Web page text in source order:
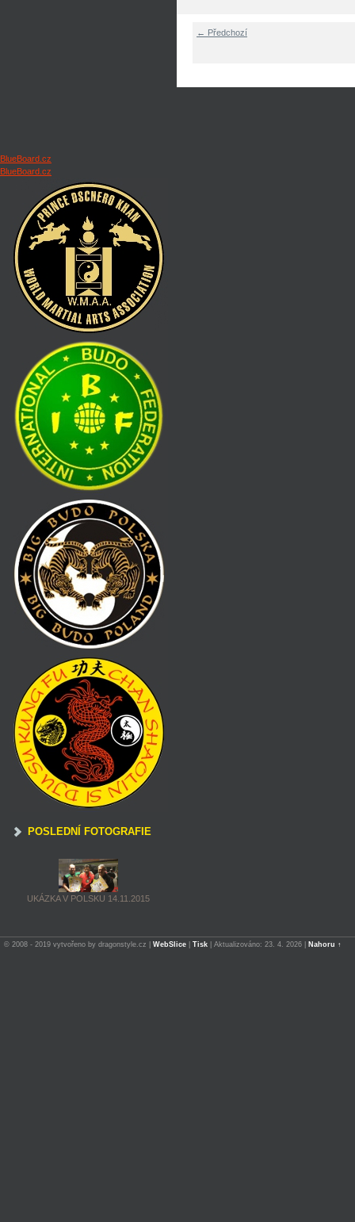
BlueBoard.cz
BlueBoard.cz
POSLEDNÍ FOTOGRAFIE
UKÁZKA V POLSKU 14.11.2015
← Předchozí
© 2008 - 2019 vytvořeno by dragonstyle.cz | WebSlice Tisk Aktualizováno: 23. 4. 2026 Nahoru ↑